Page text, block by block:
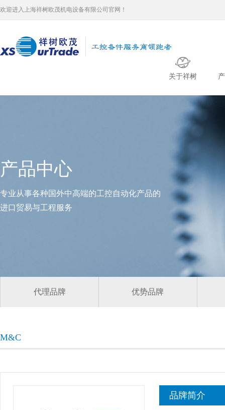
欢迎进入上海祥树欧茂机电设备有限公司官网！
关于祥树
产品中心
专业从事各种国外中高端的工控自动化产品的
进口贸易与工程服务
代理品牌 优势品牌
M&C
品牌简介